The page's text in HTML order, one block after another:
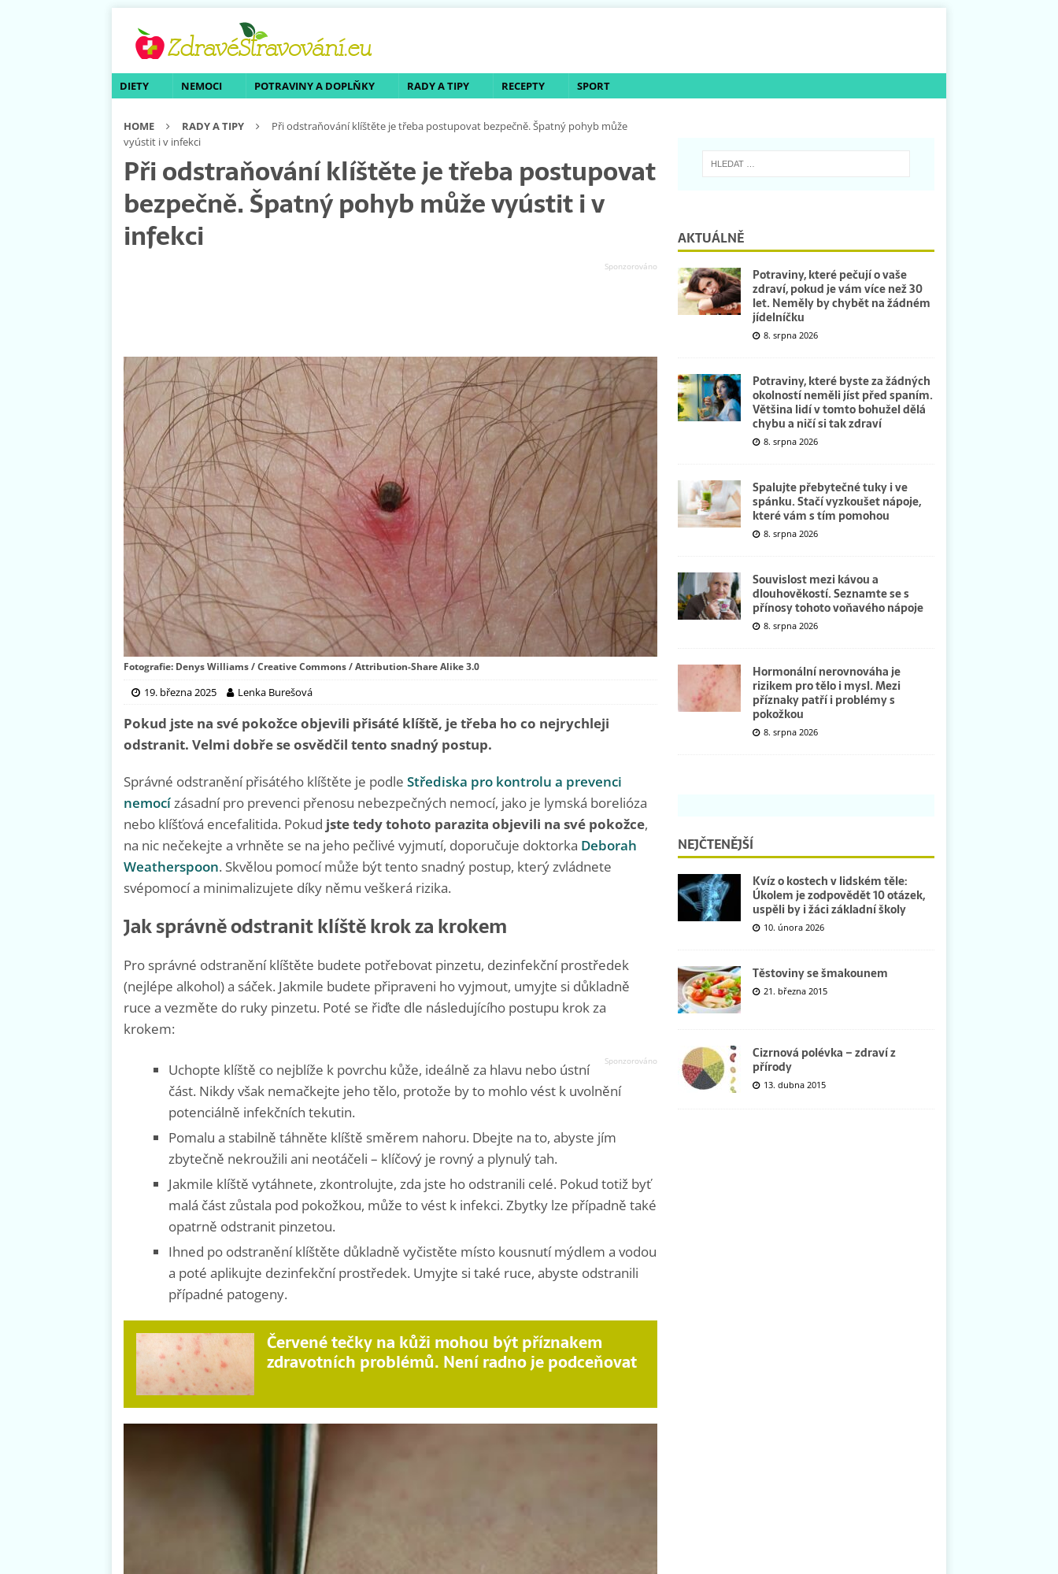
DIETY NEMOCI POTRAVINY A DOPLŇKY RADY A TIPY RECEPTY SPORT
HOME RADY A TIPY
Při odstraňování klíštěte je třeba postupovat bezpečně. Špatný pohyb může
vyústit i v infekci
Při odstraňování klíštěte je třeba postupovat
bezpečně. Špatný pohyb může vyústit i v
infekci
Fotografie: Denys Williams / Creative Commons / Attribution-Share Alike 3.0
19. března 2025 Lenka Burešová
Pokud jste na své pokožce objevili přisáté klíště, je třeba ho co nejrychleji
odstranit. Velmi dobře se osvědčil tento snadný postup.
Správné odstranění přisátého klíštěte je podle Střediska pro kontrolu a prevenci
nemocízásadní pro prevenci přenosu nebezpečných nemocí, jako je lymská borelióza
nebo klíšťová encefalitida. Pokud jste tedy tohoto parazita objevili na své pokožce,
na nic nečekejte a vrhněte se na jeho pečlivé vyjmutí, doporučuje doktorka Deborah
Weatherspoon. Skvělou pomocí může být tento snadný postup, který zvládnete
svépomocí a minimalizujete díky němu veškerá rizika.
Jak správně odstranit klíště krok za krokem
Pro správné odstranění klíštěte budete potřebovat pinzetu, dezinfekční prostředek
(nejlépe alkohol) a sáček. Jakmile budete připraveni ho vyjmout, umyjte si důkladně
ruce a vezměte do ruky pinzetu. Poté se řiďte dle následujícího postupu krok za
krokem:
Uchopte klíště co nejblíže k povrchu kůže, ideálně za hlavu nebo ústní
část. Nikdy však nemačkejte jeho tělo, protože by to mohlo vést k uvolnění
potenciálně infekčních tekutin.
Pomalu a stabilně táhněte klíště směrem nahoru. Dbejte na to, abyste jím
zbytečně nekroužili ani neotáčeli – klíčový je rovný a plynulý tah.
Jakmile klíště vytáhnete, zkontrolujte, zda jste ho odstranili celé. Pokud totiž byť
malá část zůstala pod pokožkou, může to vést k infekci. Zbytky lze případně také
opatrně odstranit pinzetou.
Ihned po odstranění klíštěte důkladně vyčistěte místo kousnutí mýdlem a vodou
a poté aplikujte dezinfekční prostředek. Umyjte si také ruce, abyste odstranili
případné patogeny.
Červené tečky na kůži mohou být příznakem
zdravotních problémů. Není radno je podceňovat
AKTUÁLNĚ
Potraviny, které pečují o vaše
zdraví, pokud je vám více než 30
let. Neměly by chybět na žádném
jídelníčku
8. srpna 2026
Potraviny, které byste za žádných
okolností neměli jíst před spaním.
Většina lidí v tomto bohužel dělá
chybu a ničí si tak zdraví
8. srpna 2026
Spalujte přebytečné tuky i ve
spánku. Stačí vyzkoušet nápoje,
které vám s tím pomohou
8. srpna 2026
Souvislost mezi kávou a
dlouhověkostí. Seznamte se s
přínosy tohoto voňavého nápoje
8. srpna 2026
Hormonální nerovnováha je
rizikem pro tělo i mysl. Mezi
příznaky patří i problémy s
pokožkou
8. srpna 2026
NEJČTENĚJŠÍ
Kvíz o kostech v lidském těle:
Úkolem je zodpovědět 10 otázek,
uspěli by i žáci základní školy
10. února 2026
Těstoviny se šmakounem
21. března 2015
Cizrnová polévka – zdraví z
přírody
13. dubna 2015